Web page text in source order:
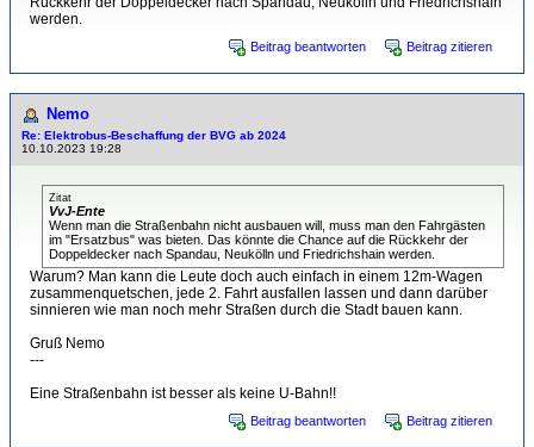
werden.
Beitrag beantworten Beitrag zitieren
Nemo
Re: Elektrobus-Beschaffung der BVG ab 2024
10.10.2023 19:28
Zitat
VvJ-Ente
Wenn man die Straßenbahn nicht ausbauen will, muss man den Fahrgästen
im "Ersatzbus" was bieten. Das könnte die Chance auf die Rückkehr der
Doppeldecker nach Spandau, Neukölln und Friedrichshain werden.
Warum? Man kann die Leute doch auch einfach in einem 12m-Wagen
zusammenquetschen, jede 2. Fahrt ausfallen lassen und dann darüber
sinnieren wie man noch mehr Straßen durch die Stadt bauen kann.
Gruß Nemo
---
Eine Straßenbahn ist besser als keine U-Bahn!!
Beitrag beantworten Beitrag zitieren